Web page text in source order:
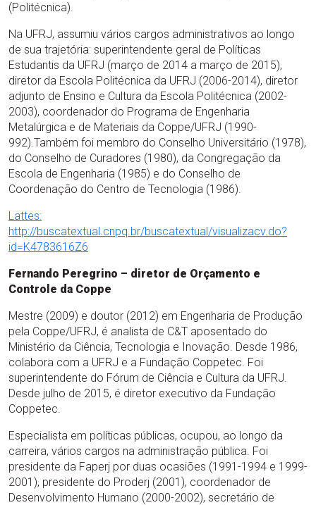
(Politécnica).
Na UFRJ, assumiu vários cargos administrativos ao longo
de sua trajetória: superintendente geral de Políticas
Estudantis da UFRJ (março de 2014 a março de 2015),
diretor da Escola Politécnica da UFRJ (2006-2014), diretor
adjunto de Ensino e Cultura da Escola Politécnica (2002-
2003), coordenador do Programa de Engenharia
Metalúrgica e de Materiais da Coppe/UFRJ (1990-
992).Também foi membro do Conselho Universitário (1978),
do Conselho de Curadores (1980), da Congregação da
Escola de Engenharia (1985) e do Conselho de
Coordenação do Centro de Tecnologia (1986).
Lattes:
http://buscatextual.cnpq.br/buscatextual/visualizacv.do?
id=K4783616Z6
Fernando Peregrino – diretor de Orçamento e
Controle da Coppe
Mestre (2009) e doutor (2012) em Engenharia de Produção
pela Coppe/UFRJ, é analista de C&T aposentado do
Ministério da Ciência, Tecnologia e Inovação. Desde 1986,
colabora com a UFRJ e a Fundação Coppetec. Foi
superintendente do Fórum de Ciência e Cultura da UFRJ.
Desde julho de 2015, é diretor executivo da Fundação
Coppetec.
Especialista em políticas públicas, ocupou, ao longo da
carreira, vários cargos na administração pública. Foi
presidente da Faperj por duas ocasiões (1991-1994 e 1999-
2001), presidente do Proderj (2001), coordenador de
Desenvolvimento Humano (2000-2002), secretário de